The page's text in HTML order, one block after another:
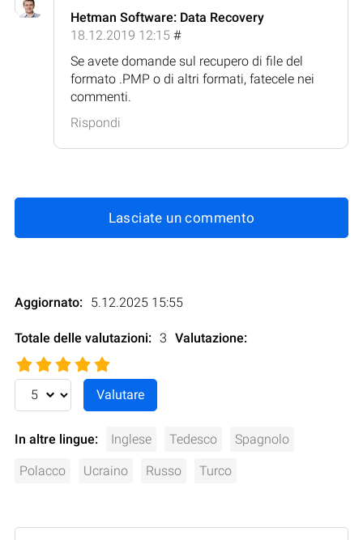
Hetman Software: Data Recovery
18.12.2019 12:15 #
Se avete domande sul recupero di file del
formato .PMP o di altri formati, fatecele nei
commenti.
Rispondi
Lasciate un commento
Aggiornato: 5.12.2025 15:55
Totale delle valutazioni: 3 Valutazione:
In altre lingue: Inglese Tedesco Spagnolo
Polacco Ucraino Russo Turco